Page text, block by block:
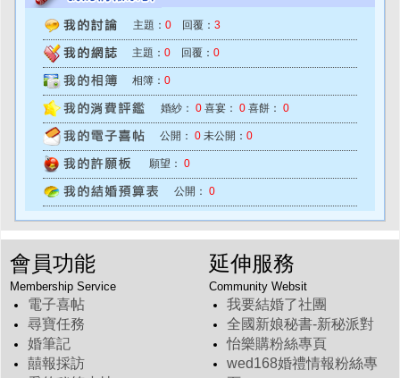
主題： 0 回覆： 3
主題： 0 回覆： 0
相簿： 0
婚紗： 0 喜宴： 0 喜餅： 0
公開： 0 未公開： 0
願望： 0
公開： 0
會員功能
Membership Service
電子喜帖
尋寶任務
婚筆記
囍報採訪
延伸服務
Community Websit
我要結婚了社團
全國新娘秘書-新秘派對
怡樂購粉絲專頁
wed168婚禮情報粉絲專